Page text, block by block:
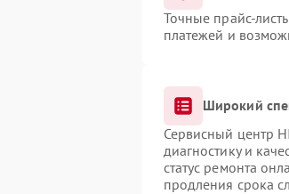
Точные прайс-
платежей и
Широкий
Сервисный центр
диагностику и
статус ремонта
продления срока